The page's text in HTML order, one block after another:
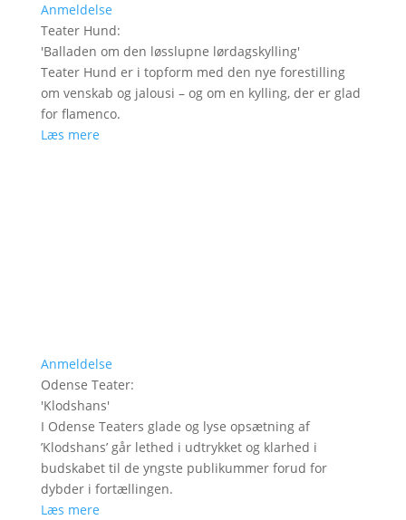
Anmeldelse
Teater Hund:
'Balladen om den løsslupne lørdagskylling'
Teater Hund er i topform med den nye forestilling
om venskab og jalousi – og om en kylling, der er glad
for flamenco.
Læs mere
Anmeldelse
Odense Teater:
'Klodshans'
I Odense Teaters glade og lyse opsætning af
’Klodshans’ går lethed i udtrykket og klarhed i
budskabet til de yngste publikummer forud for
dybder i fortællingen.
Læs mere